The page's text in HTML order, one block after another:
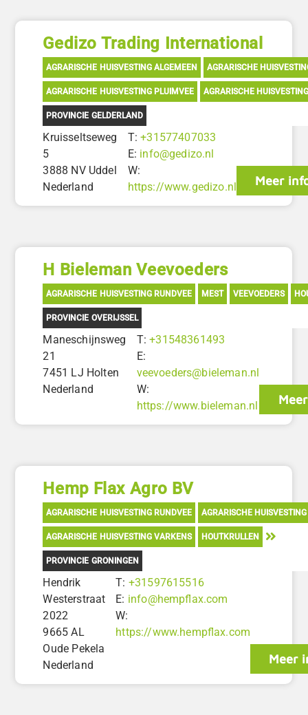
Gedizo Trading International
AGRARISCHE HUISVESTING ALGEMEEN AGRARISCHE
AGRARISCHE HUISVESTING PLUIMVEE AGRARISCHE
PROVINCIE GELDERLAND
Kruisseltseweg
5
3888 NV Uddel
Nederland
T:+31577407033
E: info@gedizo.nl
W:
https://www.gedizo.nl
Meer
H Bieleman Veevoeders
AGRARISCHE HUISVESTING RUNDVEE MEST VEEVOEDERS
PROVINCIE OVERIJSSEL
Maneschijnsweg
21
7451 LJ Holten
Nederland
T:+31548361493
E:
veevoeders@bieleman.nl
W:
https://www.bieleman.nl
Hemp Flax Agro BV
AGRARISCHE HUISVESTING RUNDVEE AGRARISCHE
AGRARISCHE HUISVESTING VARKENS HOUTKRULLEN
PROVINCIE GRONINGEN
Hendrik
Westerstraat
2022
9665 AL
Oude Pekela
Nederland
T: +31597615516
E: info@hempflax.com
W:
https://www.hempflax.com
Meer